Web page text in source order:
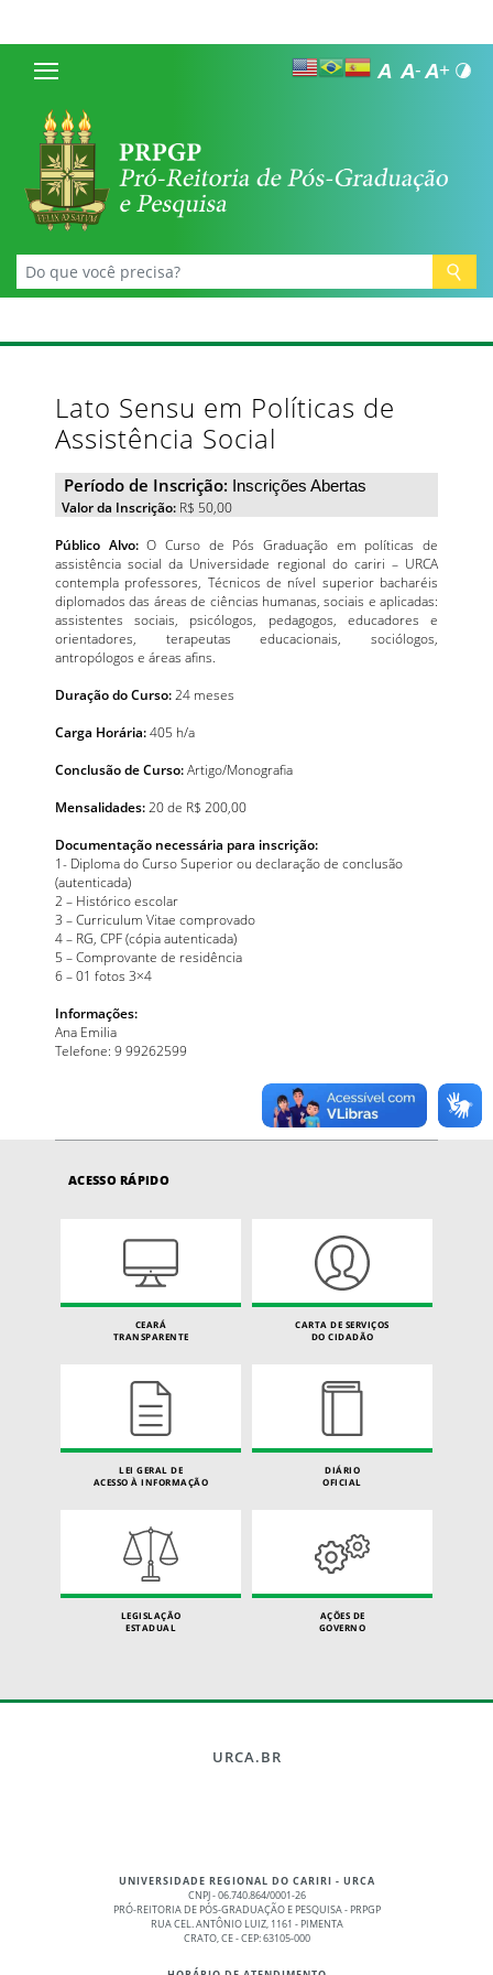
Lato Sensu em Políticas de
Assistência Social
Período de Inscrição: Inscrições Abertas
Valor da Inscrição: R$ 50,00
Público Alvo:O Curso de Pós Graduação em políticas de
assistência social da Universidade regional do cariri – URCA
contempla professores, Técnicos de nível superior bacharéis
diplomados das áreas de ciências humanas, sociais e aplicadas:
assistentes sociais, psicólogos, pedagogos, educadores e
orientadores, terapeutas educacionais, sociólogos,
antropólogos e áreas afins.
Duração do Curso:24 meses
Carga Horária:405 h/a
Conclusão de Curso:Artigo/Monografia
Mensalidades:20 de R$ 200,00
Documentação necessária para inscrição:
1- Diploma do Curso Superior ou declaração de conclusão
(autenticada)
2 – Histórico escolar
3 – Curriculum Vitae comprovado
4 – RG, CPF (cópia autenticada)
5 – Comprovante de residência
6 – 01 fotos 3×4
Informações:
Ana Emilia
Telefone: 9 99262599
ACESSO RÁPIDO
CEARÁ
TRANSPARENTE
CARTA DE SERVIÇOS
DO CIDADÃO
LEI GERAL DE
ACESSO À INFORMAÇÃO
DIÁRIO
OFICIAL
LEGISLAÇÃO
ESTADUAL
AÇÕES DE
GOVERNO
URCA.BR
UNIVERSIDADE REGIONAL DO CARIRI - URCA
CNPJ - 06.740.864/0001-26
PRÓ-REITORIA DE PÓS-GRADUAÇÃO E PESQUISA - PRPGP
RUA CEL. ANTÔNIO LUIZ, 1161 - PIMENTA
CRATO, CE - CEP: 63105-000